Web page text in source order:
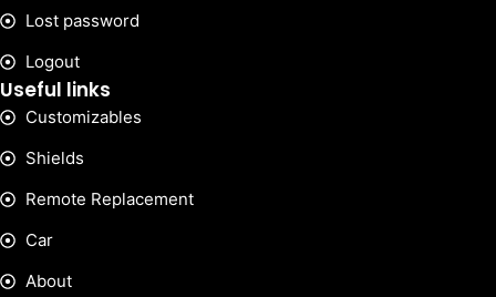
Lost password
Logout
Useful links
Customizables
Shields
Remote Replacement
Car
About